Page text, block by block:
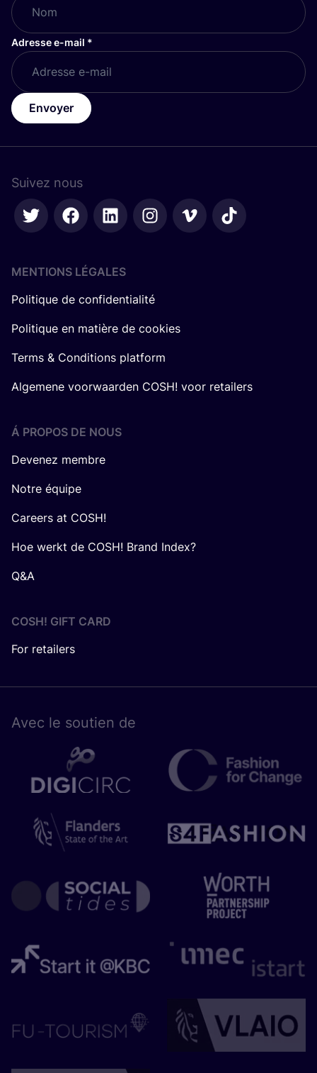
Adresse e-mail *
Envoyer
Suivez nous
MENTIONS LÉGALES
Politique de confidentialité
Politique en matière de cookies
Terms & Conditions platform
Algemene voorwaarden COSH! voor retailers
Á PROPOS DE NOUS
Devenez membre
Notre équipe
Careers at COSH!
Hoe werkt de COSH! Brand Index?
Q&A
COSH! GIFT CARD
For retailers
Avec le sou­tien de